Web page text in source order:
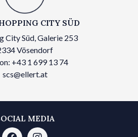
CITY SÜD
City Süd, Galerie 253
Vösendorf
+43 1 699 13 74
scs@ellert.at
MEDIA